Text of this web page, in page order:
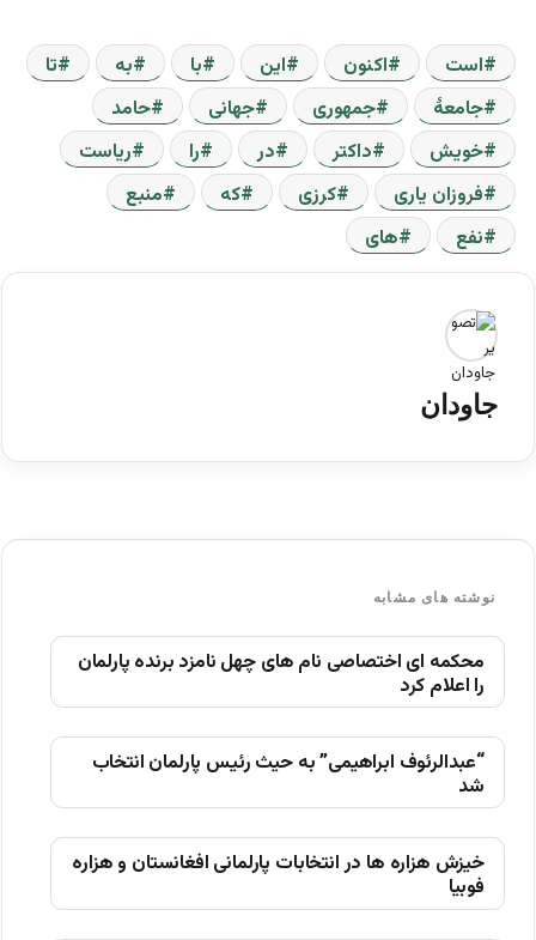
است اکنون این با به
تا
جامعۀ
جمهوری جهانی
حامد
خویش
داکتر در را
ریاست
فروزان یاری
کرزی که
منبع
نفع
های
جاودان
نوشته های مشابه
محکمه ای اختصاصی نام های چهل نامزد برنده پارلمان
را اعلام کرد
“عبدالرئوف ابراهیمی” به حیث رئیس پارلمان انتخاب
شد
خیزش ھزاره ھا در انتخابات پارلمانی افغانستان و ھزاره
فوبیا